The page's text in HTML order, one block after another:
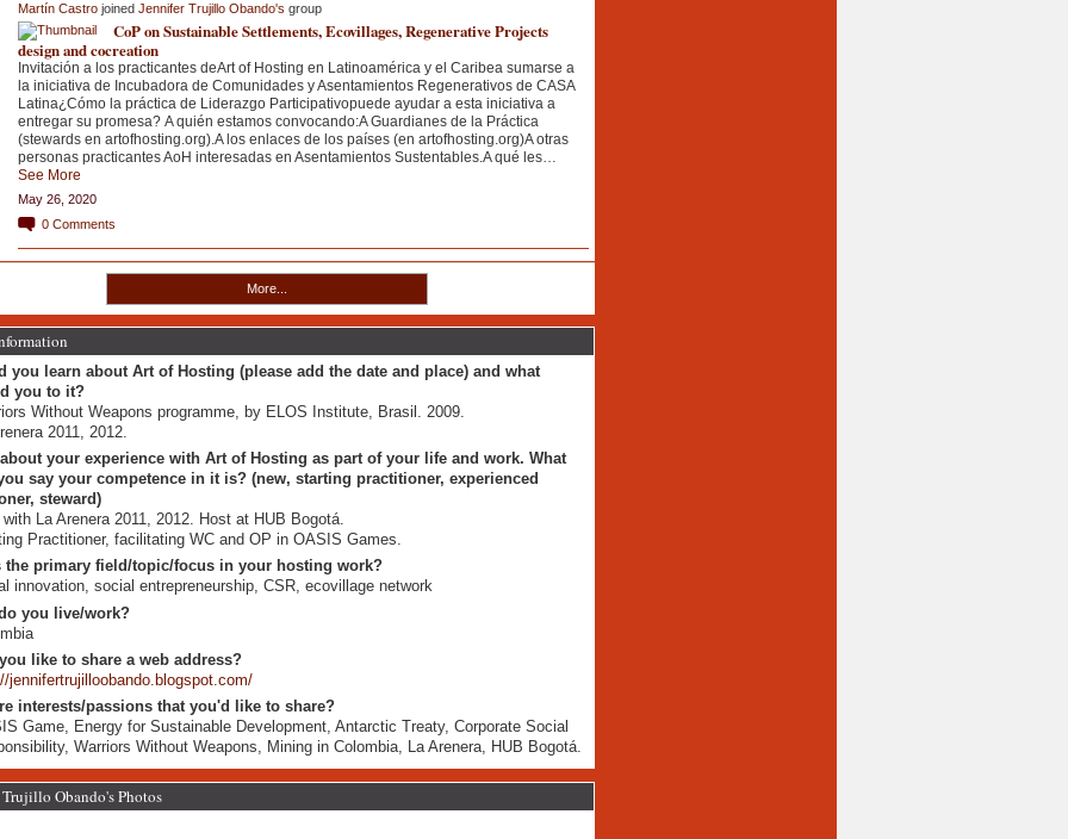
Martín Castrojoined Jennifer Trujillo Obando's group
CoP on Sustainable Settlements, Ecovillages, Regenerative Projects
design and cocreation
Invitación a los practicantes deArt of Hosting en Latinoamérica y el Caribea sumarse a
la iniciativa de Incubadora de Comunidades y Asentamientos Regenerativos de CASA
Latina¿Cómo la práctica de Liderazgo Participativopuede ayudar a esta iniciativa a
entregar su promesa? A quién estamos convocando:A Guardianes de la Práctica
(stewards en artofhosting.org).A los enlaces de los países (en artofhosting.org)A otras
personas practicantes AoH interesadas en Asentamientos Sustentables.A qué les…
See More
May 26, 2020
0 Comments
More...
you learn about Art of Hosting (please add the date and place) and what
you to it?
Without Weapons programme, by ELOS Institute, Brasil. 2009.
2011, 2012.
your experience with Art of Hosting as part of your life and work. What
say your competence in it is? (new, starting practitioner, experienced
steward)
with La Arenera 2011, 2012. Host at HUB Bogotá.
Practitioner, facilitating WC and OP in OASIS Games.
the primary field/topic/focus in your hosting work?
innovation, social entrepreneurship, CSR, ecovillage network
you live/work?
like to share a web address?
jennifertrujilloobando.blogspot.com/
interests/passions that you'd like to share?
Game, Energy for Sustainable Development, Antarctic Treaty, Corporate Social
Warriors Without Weapons, Mining in Colombia, La Arenera, HUB Bogotá.
Obando's Photos